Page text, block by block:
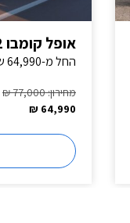
אופל קומבו 2022
החל מ-64,990 ש"ח
מחירון: 77,000 ₪
64,990 ₪